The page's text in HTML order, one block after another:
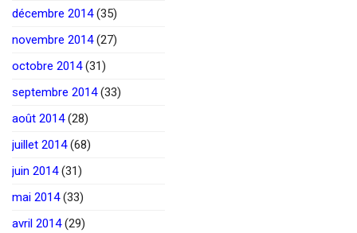
décembre 2014(35)
novembre 2014(27)
octobre 2014(31)
septembre 2014(33)
août 2014(28)
juillet 2014(68)
juin 2014(31)
mai 2014(33)
avril 2014(29)